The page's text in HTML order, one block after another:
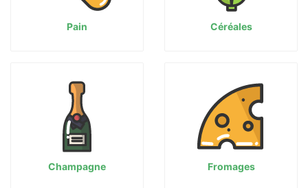
Pain Céréales
Champagne Fromages